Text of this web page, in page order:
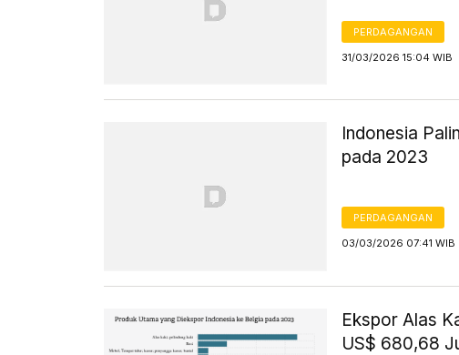
PERDAGANGAN
31/03/2026 15:04 WIB
Indonesia
pada 2023
PERDAGANGAN
03/03/2026 07:41 WIB
Ekspor Alas
US$ 680,68